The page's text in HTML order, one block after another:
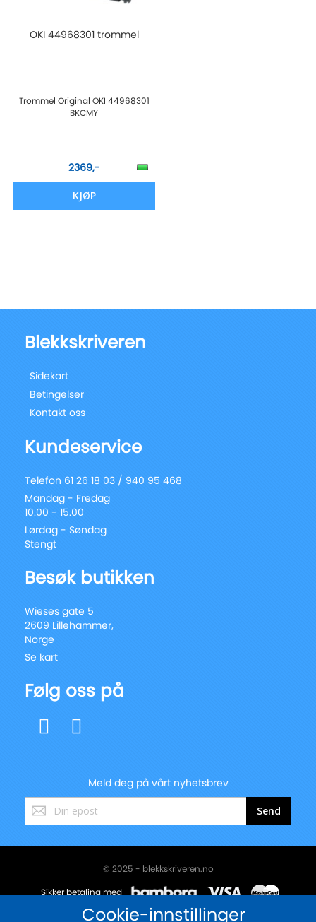
OKI 44968301 trommel
Trommel Original OKI 44968301
BKCMY
2369,-
KJØP
Blekkskriveren
Sidekart
Betingelser
Kontakt oss
Kundeservice
Telefon 61 26 18 03 / 940 95 468
Mandag - Fredag
10.00 - 15.00
Lørdag - Søndag
Stengt
Besøk butikken
Wieses gate 5
2609 Lillehammer,
Norge
Se kart
Følg oss på
Meld deg på vårt nyhetsbrev
Registrer
deg
vårt
Send
© 2025 - blekkskriveren.no
Sikker betaling med
Cookie-innstillinger